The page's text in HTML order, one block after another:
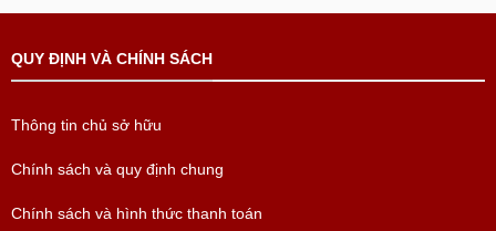
QUY ĐỊNH VÀ CHÍNH SÁCH
Thông tin chủ sở hữu
Chính sách và quy định chung
Chính sách và hình thức thanh toán